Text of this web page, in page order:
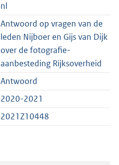
nl
Antwoord op vragen van de
leden Nijboer en Gijs van Dijk
over de fotografie-
aanbesteding Rijksoverheid
Antwoord
2020-2021
2021Z10448